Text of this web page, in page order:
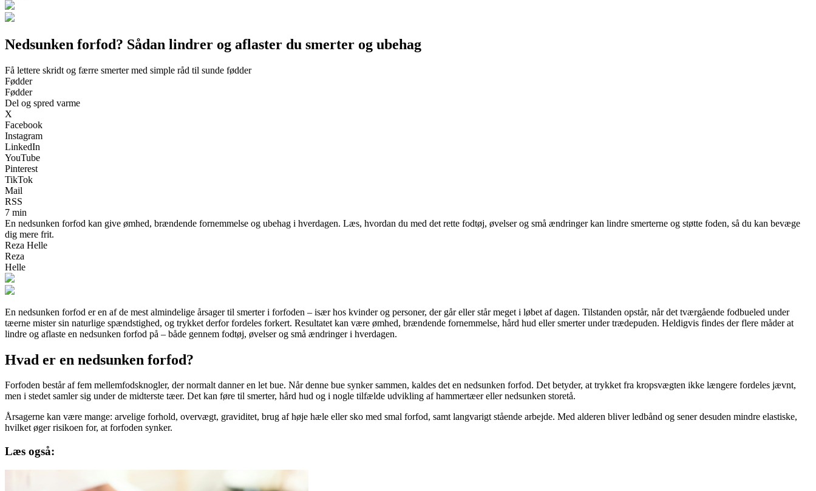
Nedsunken forfod? Sådan lindrer og aflaster du smerter og ubehag
Få lettere skridt og færre smerter med simple råd til sunde fødder
Fødder
Fødder
Del og spred varme
X
Facebook
Instagram
LinkedIn
YouTube
Pinterest
TikTok
Mail
RSS
7 min
En nedsunken forfod kan give ømhed, brændende fornemmelse og ubehag i hverdagen. Læs, hvordan du med det rette fodtøj, øvelser og små ændringer kan lindre smerterne og støtte foden, så du kan bevæge
dig mere frit.
Reza Helle
Reza
Helle
En nedsunken forfod er en af de mest almindelige årsager til smerter i forfoden – især hos kvinder og personer, der går eller står meget i løbet af dagen. Tilstanden opstår, når det tværgående fodbueled under
tæerne mister sin naturlige spændstighed, og trykket derfor fordeles forkert. Resultatet kan være ømhed, brændende fornemmelse, hård hud eller smerter under trædepuden. Heldigvis findes der flere måder at
lindre og aflaste en nedsunken forfod på – både gennem fodtøj, øvelser og små ændringer i hverdagen.
Hvad er en nedsunken forfod?
Forfoden består af fem mellemfodsknogler, der normalt danner en let bue. Når denne bue synker sammen, kaldes det en nedsunken forfod. Det betyder, at trykket fra kropsvægten ikke længere fordeles jævnt,
men i stedet samler sig under de midterste tæer. Det kan føre til smerter, hård hud og i nogle tilfælde udvikling af hammertæer eller nedsunken storetå.
Årsagerne kan være mange: arvelige forhold, overvægt, graviditet, brug af høje hæle eller sko med smal forfod, samt langvarigt stående arbejde. Med alderen bliver ledbånd og sener desuden mindre elastiske,
hvilket øger risikoen for, at forfoden synker.
Læs også: